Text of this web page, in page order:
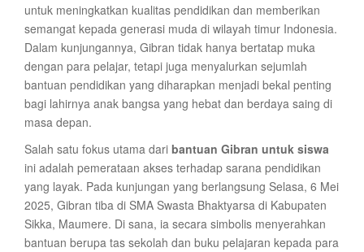
untuk meningkatkan kualitas pendidikan dan memberikan
semangat kepada generasi muda di wilayah timur Indonesia.
Dalam kunjungannya, Gibran tidak hanya bertatap muka
dengan para pelajar, tetapi juga menyalurkan sejumlah
bantuan pendidikan yang diharapkan menjadi bekal penting
bagi lahirnya anak bangsa yang hebat dan berdaya saing di
masa depan.
Salah satu fokus utama dari bantuan Gibran untuk siswa
ini adalah pemerataan akses terhadap sarana pendidikan
yang layak. Pada kunjungan yang berlangsung Selasa, 6 Mei
2025, Gibran tiba di SMA Swasta Bhaktyarsa di Kabupaten
Sikka, Maumere. Di sana, ia secara simbolis menyerahkan
bantuan berupa tas sekolah dan buku pelajaran kepada para